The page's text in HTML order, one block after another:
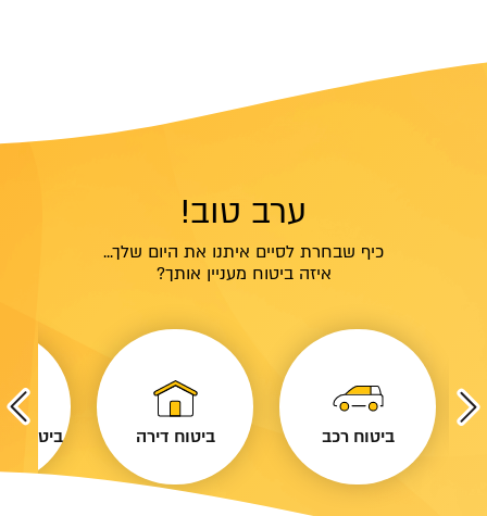
ערב טוב!
כיף שבחרת לסיים איתנו את היום שלך...
איזה ביטוח מעניין אותך?
ביטוח רכב ביטוח דירה ביטוח